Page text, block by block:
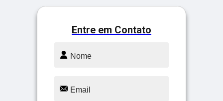
Entre em Contato